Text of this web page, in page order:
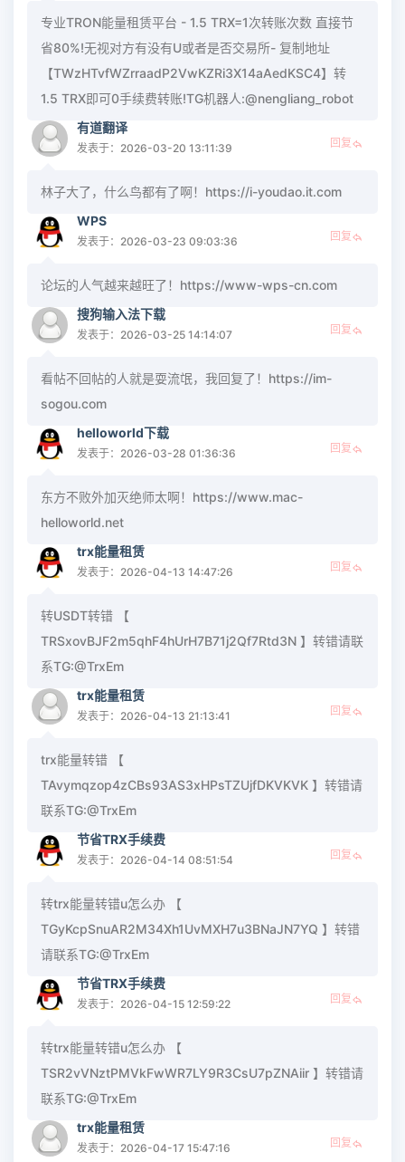
专业TRON能量租赁平台 - 1.5 TRX=1次转账次数 直接节
省80%!无视对方有没有U或者是否交易所- 复制地址
【TWzHTvfWZrraadP2VwKZRi3X14aAedKSC4】转
1.5 TRX即可0手续费转账!TG机器人:@nengliang_robot
有道翻译
发表于：2026-03-20 13:11:39 回复
林子大了，什么鸟都有了啊！https://i-youdao.it.com
WPS
发表于：2026-03-23 09:03:36 回复
论坛的人气越来越旺了！https://www-wps-cn.com
搜狗输入法下载
发表于：2026-03-25 14:14:07 回复
看帖不回帖的人就是耍流氓，我回复了！https://im-
sogou.com
helloworld下载
发表于：2026-03-28 01:36:36 回复
东方不败外加灭绝师太啊！https://www.mac-
helloworld.net
trx能量租赁
发表于：2026-04-13 14:47:26 回复
转USDT转错 【
TRSxovBJF2m5qhF4hUrH7B71j2Qf7Rtd3N 】转错请联
系TG:@TrxEm
trx能量租赁
发表于：2026-04-13 21:13:41 回复
trx能量转错 【
TAvymqzop4zCBs93AS3xHPsTZUjfDKVKVK 】转错请
联系TG:@TrxEm
节省TRX手续费
发表于：2026-04-14 08:51:54 回复
转trx能量转错u怎么办 【
TGyKcpSnuAR2M34Xh1UvMXH7u3BNaJN7YQ 】转错
请联系TG:@TrxEm
节省TRX手续费
发表于：2026-04-15 12:59:22 回复
转trx能量转错u怎么办 【
TSR2vVNztPMVkFwWR7LY9R3CsU7pZNAiir 】转错请
联系TG:@TrxEm
trx能量租赁
发表于：2026-04-17 15:47:16 回复